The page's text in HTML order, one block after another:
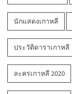
นักแสดงเกาหลี
ประวัติดาราเกาหลี
ละครเกาหลี 2020